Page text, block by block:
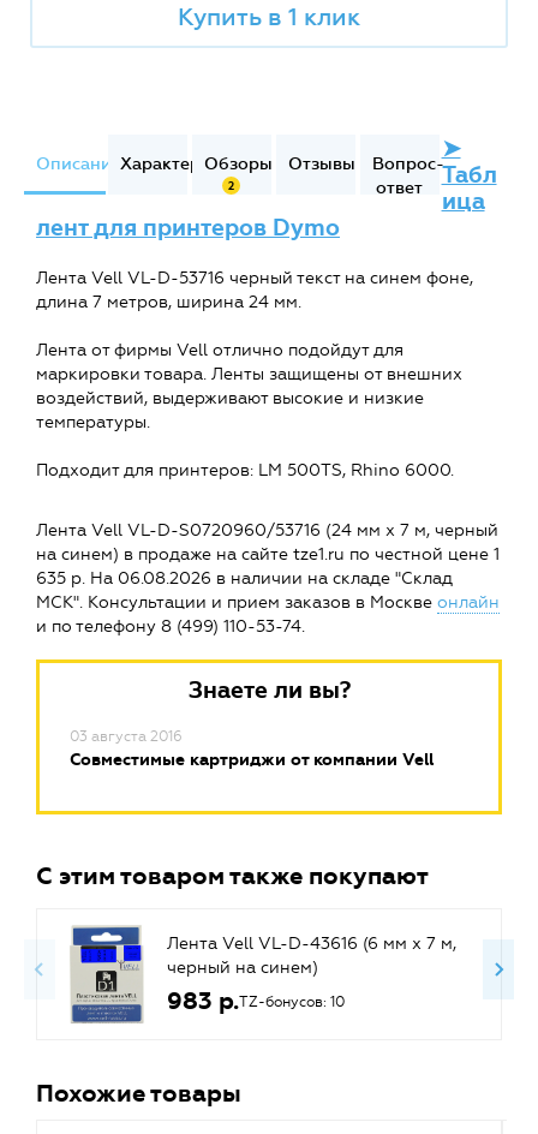
Купить в 1 клик
ОписаниеХарактеристики
Обзоры
2
Отзывы
Вопрос-
ответ
➤
Табл
ица
лент для принтеров Dymo
Лента Vell VL-D-53716 черный текст на синем фоне,
длина 7 метров, ширина 24 мм.
Лента от фирмы Vell отлично подойдут для
маркировки товара. Ленты защищены от внешних
воздействий, выдерживают высокие и низкие
температуры.
Подходит для принтеров: LM 500TS, Rhino 6000.
Лента Vell VL-D-S0720960/53716 (24 мм х 7 м, черный
на синем) в продаже на сайте tze1.ru по честной цене 1
635 р. На 06.08.2026 в наличии на складе "Склад
МСК". Консультации и прием заказов в Москве онлайн
и по телефону 8 (499) 110-53-74.
Знаете ли вы?
03 августа 2016
Совместимые картриджи от компании Vell
С этим товаром также покупают
Лента Vell VL-D-43616 (6 мм х 7 м,
черный на синем)
983 р.TZ-бонусов: 10
Похожие товары